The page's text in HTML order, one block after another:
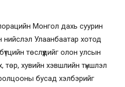
Монгол дахь суурин
Улаанбаатар хотод
төслүүдийг олон улсын
төр, хувийн хэвшлийн түншлэл
бусад хэлбэрийг